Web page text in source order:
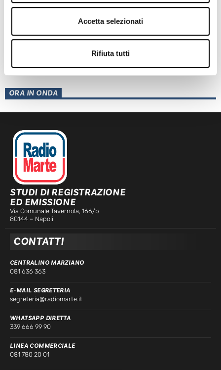
Accetta selezionati
Rifiuta tutti
TRAGEDIA IERI AD ERCOLANO: UN OPERAIO E’ MORTO
Leggi l'articolo
ORA IN ONDA
STUDI DI REGISTRAZIONE
ED EMISSIONE
Via Comunale Tavernola, 166/b
80144 – Napoli
CONTATTI
CENTRALINO MARZIANO
081 636 363
E-MAIL SEGRETERIA
segreteria@radiomarte.it
WHATSAPP DIRETTA
339 666 99 90
LINEA COMMERCIALE
081 780 20 01